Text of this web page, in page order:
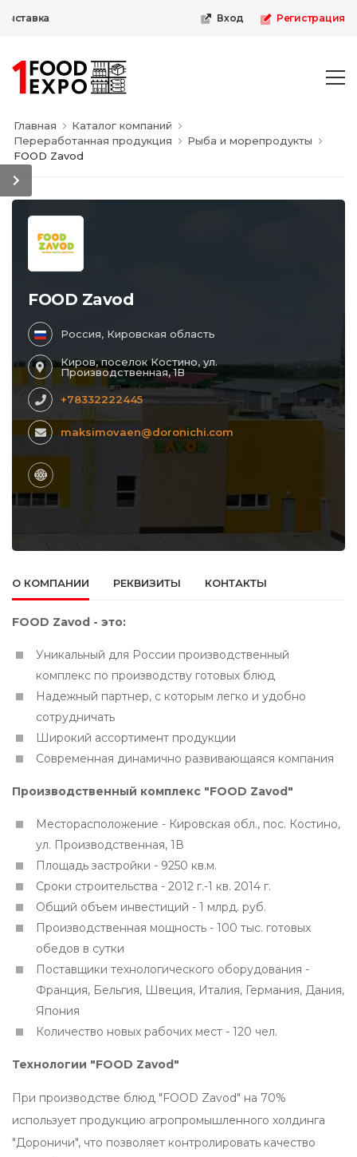
Вход Регистрация
Главная
Каталог компаний
Переработанная продукция
Рыба и морепродукты
FOOD Zavod
FOOD Zavod
Россия, Кировская область
Киров, поселок Костино, ул.
Производственная, 1В
+78332222445
maksimovaen@doronichi.com
О КОМПАНИИ РЕКВИЗИТЫ КОНТАКТЫ
FOOD Zavod - это:
Уникальный для России производственный
комплекс по производству готовых блюд
Надежный партнер, с которым легко и удобно
сотрудничать
Широкий ассортимент продукции
Современная динамично развивающаяся компания
Производственный комплекс "FOOD Zavod"
Месторасположение - Кировская обл., пос. Костино,
ул. Производственная, 1В
Площадь застройки - 9250 кв.м.
Сроки строительства - 2012 г.-1 кв. 2014 г.
Общий объем инвестиций - 1 млрд. руб.
Производственная мощность - 100 тыс. готовых
обедов в сутки
Поставщики технологического оборудования -
Франция, Бельгия, Швеция, Италия, Германия, Дания,
Япония
Количество новых рабочих мест - 120 чел.
Технологии "FOOD Zavod"
При производстве блюд "FOOD Zavod" на 70%
использует продукцию агропромышленного холдинга
"Дороничи", что позволяет контролировать качество